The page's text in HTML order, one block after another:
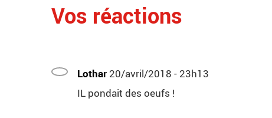
Vos réactions
Lothar 20/avril/2018 - 23h13
IL pondait des oeufs !